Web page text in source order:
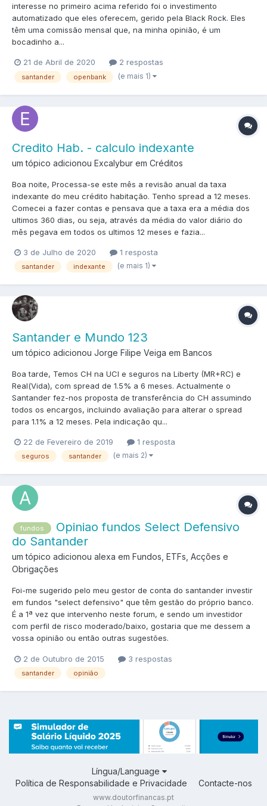
interesse no primeiro acima referido foi o investimento
automatizado que eles oferecem, gerido pela Black Rock. Eles
têm uma comissão mensal que, na minha opinião, é um
bocadinho a...
21 de Abril de 2020 2 respostas
santander openbank (e mais 1)
Credito Hab. - calculo indexante
um tópico adicionou Excalybur em Créditos
Boa noite, Processa-se este mês a revisão anual da taxa
indexante do meu crédito habitação. Tenho spread a 12 meses.
Comecei a fazer contas e pensava que a taxa era a média dos
ultimos 360 dias, ou seja, através da média do valor diário do
mês pegava em todos os ultimos 12 meses e fazia...
3 de Julho de 2020 1 resposta
santander indexante (e mais 1)
Santander e Mundo 123
um tópico adicionou Jorge Filipe Veiga em Bancos
Boa tarde, Temos CH na UCI e seguros na Liberty (MR+RC) e
Real(Vida), com spread de 1.5% a 6 meses. Actualmente o
Santander fez-nos proposta de transferência do CH assumindo
todos os encargos, incluindo avaliação para alterar o spread
para 1.1% a 12 meses. Pela indicação qu...
22 de Fevereiro de 2019 1 resposta
seguros santander (e mais 2)
fundos
Opiniao fundos Select Defensivo
do Santander
um tópico adicionou alexa em Fundos, ETFs, Acções e
Obrigações
Foi-me sugerido pelo meu gestor de conta do santander investir
em fundos "select defensivo" que têm gestão do próprio banco.
É a 1ª vez que intervenho neste forum, e sendo um investidor
com perfil de risco moderado/baixo, gostaria que me dessem a
vossa opinião ou então outras sugestões.
2 de Outubro de 2015 3 respostas
santander opinião
Língua/Language
Política de Responsabilidade e Privacidade
Contacte-nos
www.doutorfinancas.pt